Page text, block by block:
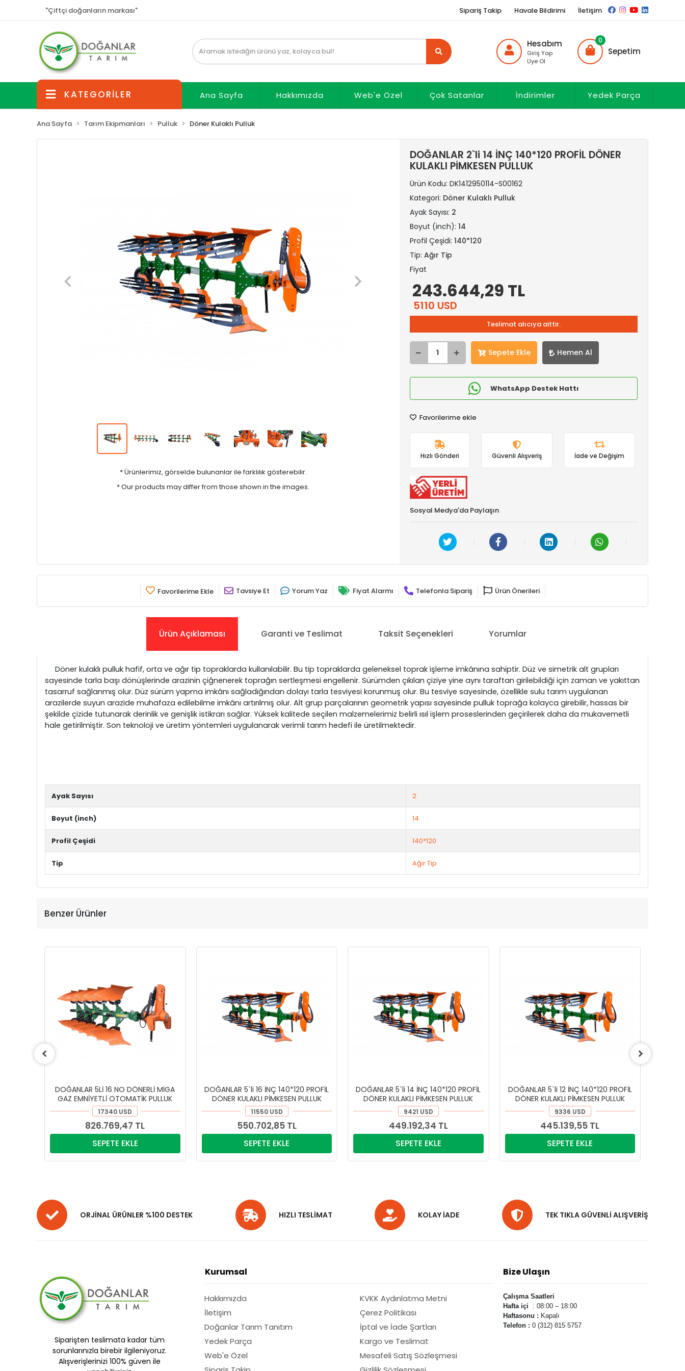
"Çiftçi doğanların markası" Sipariş Takip Havale Bildirimi İletişim
Hesabım
Giriş Yap
Üye Ol
Sepetim
0
KATEGORİLER Ana Sayfa Hakkımızda Web'e Özel Çok Satanlar İndirimler Yedek Parça
Ana Sayfa Tarım Ekipmanları Pulluk Döner Kulaklı Pulluk
* Ürünlerimiz, görselde bulunanlar ile farklılık gösterebilir.
* Our products may differ from those shown in the images.
DOĞANLAR 2`li 14 İNÇ 140*120 PROFİL DÖNER
KULAKLI PİMKESEN PULLUK
Ürün Kodu: DK1412950114-S00162
Kategori: Döner Kulaklı Pulluk
Ayak Sayısı: 2
Boyut (inch): 14
Profil Çeşidi: 140*120
Tip: Ağır Tip
Fiyat
243.644,29 TL
5110 USD
Teslimat alıcıya aittir.
Sepete Ekle Hemen Al
WhatsApp Destek Hattı
Favorilerime ekle
Hızlı Gönderi Güvenli Alışveriş İade ve Değişim
Sosyal Medya'da Paylaşın
Favorilerime Ekle Tavsiye Et Yorum Yaz Fiyat Alarmı Telefonla Sipariş Ürün Önerileri
Ürün Açıklaması Garanti ve Teslimat Taksit Seçenekleri Yorumlar
Döner kulaklı pulluk hafif, orta ve ağır tip topraklarda kullanılabilir. Bu tip topraklarda geleneksel toprak işleme imkânına sahiptir. Düz ve simetrik alt grupları
sayesinde tarla başı dönüşlerinde arazinin çiğnenerek toprağın sertleşmesi engellenir. Sürümden çıkılan çiziye yine aynı taraftan girilebildiği için zaman ve yakıttan
tasarruf sağlanmış olur. Düz sürüm yapma imkânı sağladığından dolayı tarla tesviyesi korunmuş olur. Bu tesviye sayesinde, özellikle sulu tarım uygulanan
arazilerde suyun arazide muhafaza edilebilme imkânı artırılmış olur. Alt grup parçalarının geometrik yapısı sayesinde pulluk toprağa kolayca girebilir, hassas bir
şekilde çizide tutunarak derinlik ve genişlik istikrarı sağlar. Yüksek kalitede seçilen malzemelerimiz belirli ısıl işlem proseslerinden geçirilerek daha da mukavemetli
hale getirilmiştir. Son teknoloji ve üretim yöntemleri uygulanarak verimli tarım hedefi ile üretilmektedir.
Ayak Sayısı 2
Boyut (inch) 14
Profil Çeşidi 140*120
Tip Ağır Tip
Benzer Ürünler
DOĞANLAR 5Lİ 16 NO DÖNERLİ MİGA
GAZ EMNİYETLİ OTOMATİK PULLUK
17340 USD
826.769,47 TL
SEPETE EKLE
DOĞANLAR 5`li 16 İNÇ 140*120 PROFİL
DÖNER KULAKLI PİMKESEN PULLUK
11550 USD
550.702,85 TL
SEPETE EKLE
DOĞANLAR 5`li 14 İNÇ 140*120 PROFİL
DÖNER KULAKLI PİMKESEN PULLUK
9421 USD
449.192,34 TL
SEPETE EKLE
DOĞANLAR 5`li 12 İNÇ 140*120 PROFİL
DÖNER KULAKLI PİMKESEN PULLUK
9336 USD
445.139,55 TL
SEPETE EKLE
ORJİNAL ÜRÜNLER %100 DESTEK HIZLI TESLİMAT KOLAY İADE TEK TIKLA GÜVENLİ ALIŞVERİŞ
Siparişten teslimata kadar tüm
sorunlarınızla birebir ilgileniyoruz.
Alışverişlerinizi 100% güven ile
Kurumsal
Hakkımızda
İletişim
Doğanlar Tarım Tanıtım
Yedek Parça
Web'e Özel
KVKK Aydınlatma Metni
Çerez Politikası
İptal ve İade Şartları
Kargo ve Teslimat
Mesafeli Satış Sözleşmesi
Bize Ulaşın
Çalışma Saatleri
Hafta içi : 08:00 – 18:00
Haftasonu : Kapalı
Telefon : 0 (312) 815 5757